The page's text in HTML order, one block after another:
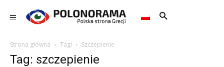
Strona główna Tagi Szczepienie
Tag: szczepienie